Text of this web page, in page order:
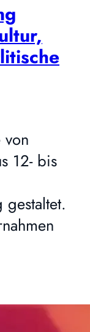
von
12- bis
gestaltet.